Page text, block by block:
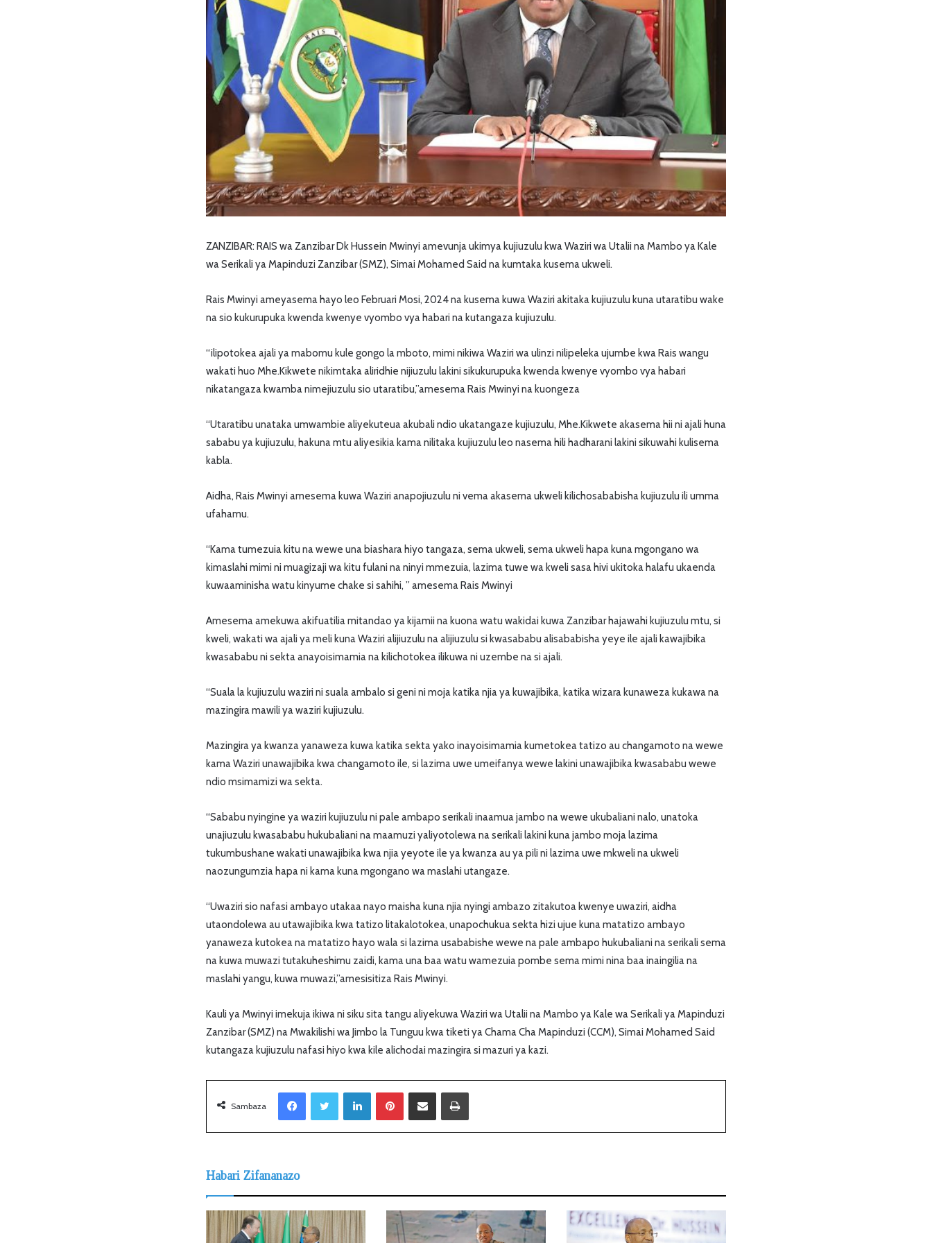
ZANZIBAR: RAIS wa Zanzibar Dk Hussein Mwinyi amevunja ukimya kujiuzulu kwa Waziri wa Utalii na Mambo ya Kale
wa Serikali ya Mapinduzi Zanzibar (SMZ), Simai Mohamed Said na kumtaka kusema ukweli.
Rais Mwinyi ameyasema hayo leo Februari Mosi, 2024 na kusema kuwa Waziri akitaka kujiuzulu kuna utaratibu wake
na sio kukurupuka kwenda kwenye vyombo vya habari na kutangaza kujiuzulu.
“ilipotokea ajali ya mabomu kule gongo la mboto, mimi nikiwa Waziri wa ulinzi nilipeleka ujumbe kwa Rais wangu
wakati huo Mhe.Kikwete nikimtaka aliridhie nijiuzulu lakini sikukurupuka kwenda kwenye vyombo vya habari
nikatangaza kwamba nimejiuzulu sio utaratibu,”amesema Rais Mwinyi na kuongeza
“Utaratibu unataka umwambie aliyekuteua akubali ndio ukatangaze kujiuzulu, Mhe.Kikwete akasema hii ni ajali huna
sababu ya kujiuzulu, hakuna mtu aliyesikia kama nilitaka kujiuzulu leo nasema hili hadharani lakini sikuwahi kulisema
kabla.
Aidha, Rais Mwinyi amesema kuwa Waziri anapojiuzulu ni vema akasema ukweli kilichosababisha kujiuzulu ili umma
ufahamu.
“Kama tumezuia kitu na wewe una biashara hiyo tangaza, sema ukweli, sema ukweli hapa kuna mgongano wa
kimaslahi mimi ni muagizaji wa kitu fulani na ninyi mmezuia, lazima tuwe wa kweli sasa hivi ukitoka halafu ukaenda
kuwaaminisha watu kinyume chake si sahihi, ” amesema Rais Mwinyi
Amesema amekuwa akifuatilia mitandao ya kijamii na kuona watu wakidai kuwa Zanzibar hajawahi kujiuzulu mtu, si
kweli, wakati wa ajali ya meli kuna Waziri alijiuzulu na alijiuzulu si kwasababu alisababisha yeye ile ajali kawajibika
kwasababu ni sekta anayoisimamia na kilichotokea ilikuwa ni uzembe na si ajali.
“Suala la kujiuzulu waziri ni suala ambalo si geni ni moja katika njia ya kuwajibika, katika wizara kunaweza kukawa na
mazingira mawili ya waziri kujiuzulu.
Mazingira ya kwanza yanaweza kuwa katika sekta yako inayoisimamia kumetokea tatizo au changamoto na wewe
kama Waziri unawajibika kwa changamoto ile, si lazima uwe umeifanya wewe lakini unawajibika kwasababu wewe
ndio msimamizi wa sekta.
“Sababu nyingine ya waziri kujiuzulu ni pale ambapo serikali inaamua jambo na wewe ukubaliani nalo, unatoka
unajiuzulu kwasababu hukubaliani na maamuzi yaliyotolewa na serikali lakini kuna jambo moja lazima
tukumbushane wakati unawajibika kwa njia yeyote ile ya kwanza au ya pili ni lazima uwe mkweli na ukweli
naozungumzia hapa ni kama kuna mgongano wa maslahi utangaze.
“Uwaziri sio nafasi ambayo utakaa nayo maisha kuna njia nyingi ambazo zitakutoa kwenye uwaziri, aidha
utaondolewa au utawajibika kwa tatizo litakalotokea, unapochukua sekta hizi ujue kuna matatizo ambayo
yanaweza kutokea na matatizo hayo wala si lazima usababishe wewe na pale ambapo hukubaliani na serikali sema
na kuwa muwazi tutakuheshimu zaidi, kama una baa watu wamezuia pombe sema mimi nina baa inaingilia na
maslahi yangu, kuwa muwazi,”amesisitiza Rais Mwinyi.
Kauli ya Mwinyi imekuja ikiwa ni siku sita tangu aliyekuwa Waziri wa Utalii na Mambo ya Kale wa Serikali ya Mapinduzi
Zanzibar (SMZ) na Mwakilishi wa Jimbo la Tunguu kwa tiketi ya Chama Cha Mapinduzi (CCM), Simai Mohamed Said
kutangaza kujiuzulu nafasi hiyo kwa kile alichodai mazingira si mazuri ya kazi.
Sambaza
LinkedIn Sambaza kupitia barua pepe
Habari Zifananazo